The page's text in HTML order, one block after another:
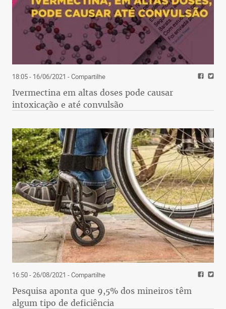
18:05 - 16/06/2021 - Compartilhe
Ivermectina em altas doses pode causar
intoxicação e até convulsão
16:50 - 26/08/2021 - Compartilhe
Pesquisa aponta que 9,5% dos mineiros têm
algum tipo de deficiência